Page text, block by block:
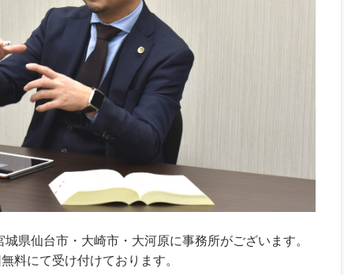
県仙台市・大崎市・大河原に事務所がございます。
料にて受け付けております。